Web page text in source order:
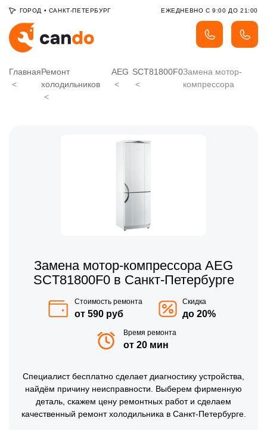
ГОРОД • САНКТ-ПЕТЕРБУРГ ЕЖЕДНЕВНО С 9:00 ДО 21:00
ГлавнаяРемонт
холодильников
AEG SCT81800F0Замена мотор-
компрессора
Замена мотор-компрессора AEG
SCT81800F0 в Санкт-Петербурге
Стоимость ремонта
от 590 руб
Скидка
до 20%
Время ремонта
от 20 мин
Специалист бесплатно сделает диагностику устройства,
найдём причину неисправности. Выберем фирменную
деталь, скажем цену ремонтных работ и сделаем
качественный ремонт холодильника в Санкт-Петербурге.